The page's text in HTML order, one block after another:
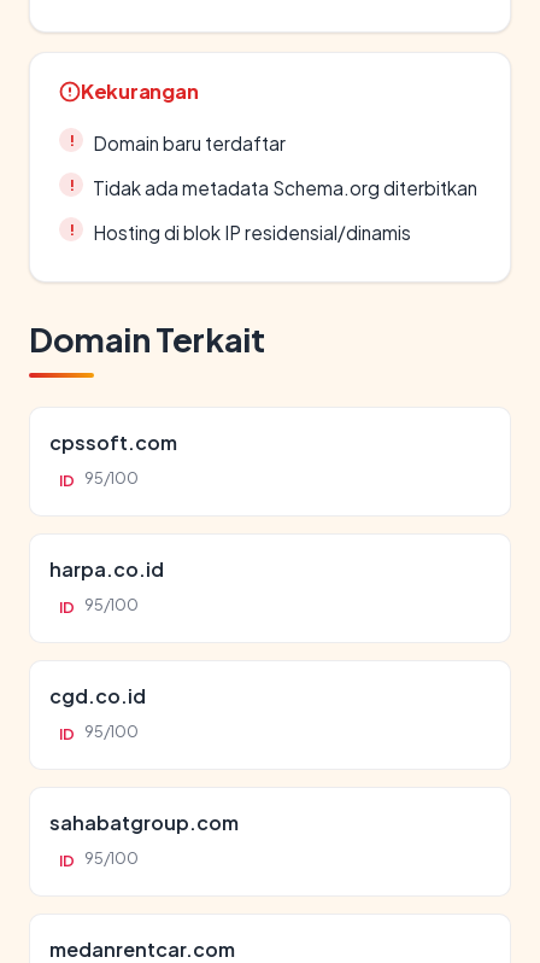
Kekurangan
Domain baru terdaftar
Tidak ada metadata Schema.org diterbitkan
Hosting di blok IP residensial/dinamis
Domain Terkait
cpssoft.com
ID 95/100
harpa.co.id
ID 95/100
cgd.co.id
ID 95/100
sahabatgroup.com
ID 95/100
medanrentcar.com